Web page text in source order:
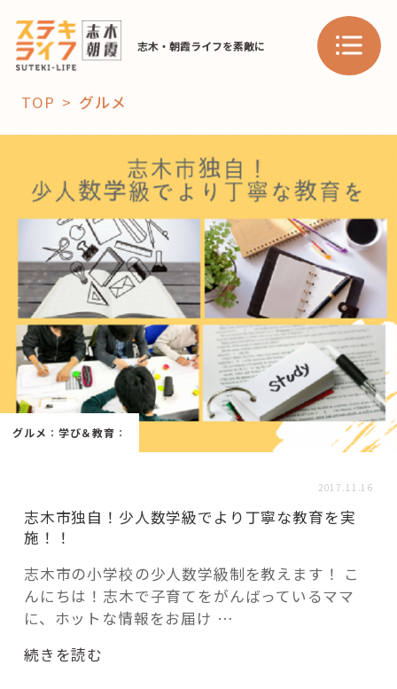
志木・朝霞ライフを素敵に
「コト」
子育て
暮らし
おすすめ
スポット 学び・教育
「場」
HAREL HAREL
活用事例
fleXe リノベ事例
「ひと」
TOP グルメ
グルメ ： 学び＆教育 ：
2017.11.16
志木市独自！少人数学級でより丁寧な教育を実
施！！
志木市の小学校の少人数学級制を教えます！ こ
んにちは！志木で子育てをがんばっているママ
に、ホットな情報をお届け …
“志
続きを読む